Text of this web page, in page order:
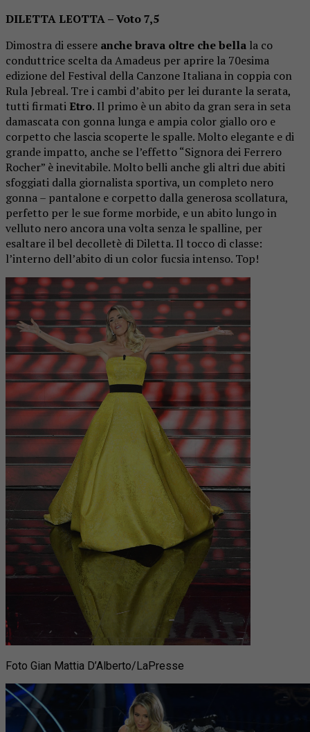
DILETTA LEOTTA – Voto 7,5
Dimostra di essere anche brava oltre che bella la co
conduttrice scelta da Amadeus per aprire la 70esima
edizione del Festival della Canzone Italiana in coppia con
Rula Jebreal. Tre i cambi d’abito per lei durante la serata,
tutti firmati Etro. Il primo è un abito da gran sera in seta
damascata con gonna lunga e ampia color giallo oro e
corpetto che lascia scoperte le spalle. Molto elegante e di
grande impatto, anche se l’effetto “Signora dei Ferrero
Rocher” è inevitabile. Molto belli anche gli altri due abiti
sfoggiati dalla giornalista sportiva, un completo nero
gonna – pantalone e corpetto dalla generosa scollatura,
perfetto per le sue forme morbide, e un abito lungo in
velluto nero ancora una volta senza le spalline, per
esaltare il bel decolletè di Diletta. Il tocco di classe:
l’interno dell’abito di un color fucsia intenso. Top!
Foto Gian Mattia D’Alberto/LaPresse